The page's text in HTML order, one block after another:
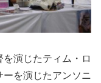
演じたティム・ロ
を演じたアンソニ